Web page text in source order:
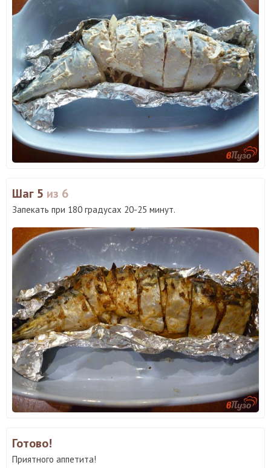
Шаг 5 из 6
Запекать при 180 градусах 20-25 минут.
Готово!
Приятного аппетита!